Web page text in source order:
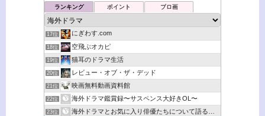
ランキング ポイント ブロ画
17位 にぎわす.com
18位 空飛ぶオカピ
19位 猫耳のドラマ生活
20位 レビュー・オブ・ザ・デッド
21位 映画無料動画資料館
22位 海外ドラマ鑑賞録〜サスペンス大好きOL〜
23位 海外ドラマとお気に入り俳優たちについて語るブログ